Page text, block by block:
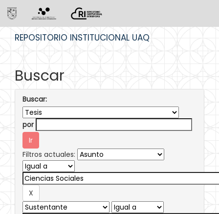
REPOSITORIO INSTITUCIONAL UAQ
Buscar
Buscar:
por
Filtros actuales: